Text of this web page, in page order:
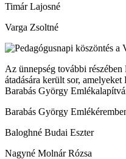
Timár Lajosné
Varga Zsoltné
Az ünnepség további
átadására került sor,
Barabás György
Barabás György
Baloghné Budai Eszter
Nagyné Molnár Rózsa